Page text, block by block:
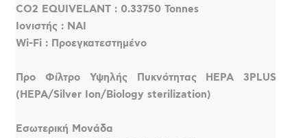
CO2 EQUIVELANT : 0.33750 Tonnes
Ιονιστής : ΝΑΙ
Wi-Fi : Προεγκατεστημένο
Προ Φίλτρο Υψηλής Πυκνότητας HEPA 3PLUS
(HEPA/Silver Ion/Biology sterilization)
Εσωτερική Μονάδα